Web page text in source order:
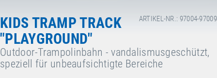
ARTIKEL-NR.: 97004-97009
KIDS TRAMP TRACK
"PLAYGROUND"
Outdoor-Trampolinbahn - vandalismusgeschützt,
speziell für unbeaufsichtigte Bereiche